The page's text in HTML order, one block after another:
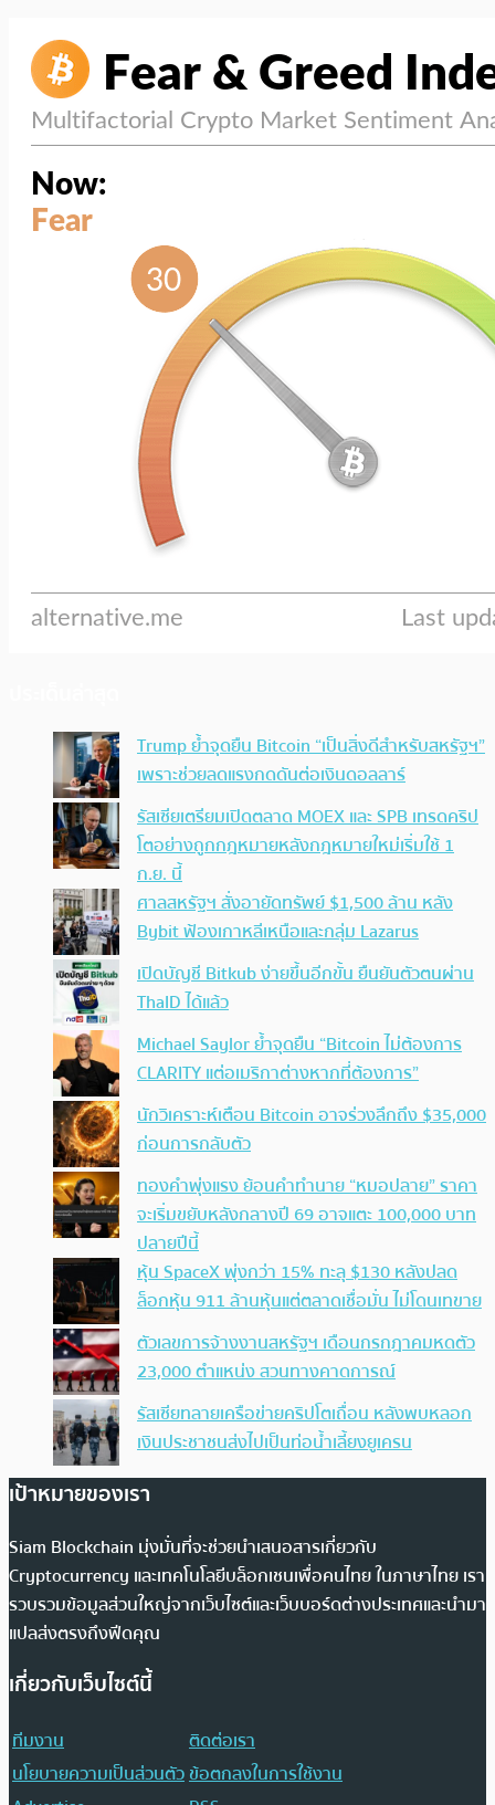
Trump ย้ำจุดยืน Bitcoin “เป็นสิ่งดีสำหรับสหรัฐฯ”
เพราะช่วยลดแรงกดดันต่อเงินดอลลาร์
รัสเซียเตรียมเปิดตลาด MOEX และ SPB เทรดคริป
โตอย่างถูกกฎหมายหลังกฎหมายใหม่เริ่มใช้ 1
ก.ย. นี้
ศาลสหรัฐฯ สั่งอายัดทรัพย์ $1,500 ล้าน หลัง
Bybit ฟ้องเกาหลีเหนือและกลุ่ม Lazarus
เปิดบัญชี Bitkub ง่ายขึ้นอีกขั้น ยืนยันตัวตนผ่าน
ThaID ได้แล้ว
Michael Saylor ย้ำจุดยืน “Bitcoin ไม่ต้องการ
CLARITY แต่อเมริกาต่างหากที่ต้องการ”
นักวิเคราะห์เตือน Bitcoin อาจร่วงลึกถึง $35,000
ก่อนการกลับตัว
ทองคำพุ่งแรง ย้อนคำทำนาย “หมอปลาย” ราคา
จะเริ่มขยับหลังกลางปี 69 อาจแตะ 100,000 บาท
ปลายปีนี้
หุ้น SpaceX พุ่งกว่า 15% ทะลุ $130 หลังปลด
ล็อกหุ้น 911 ล้านหุ้นแต่ตลาดเชื่อมั่น ไม่โดนเทขาย
ตัวเลขการจ้างงานสหรัฐฯ เดือนกรกฎาคมหดตัว
23,000 ตำแหน่ง สวนทางคาดการณ์
รัสเซียทลายเครือข่ายคริปโตเถื่อน หลังพบหลอก
เงินประชาชนส่งไปเป็นท่อน้ำเลี้ยงยูเครน
เป้าหมายของเรา
Siam Blockchain มุ่งมั่นที่จะช่วยนำเสนอสารเกี่ยวกับ
Cryptocurrency และเทคโนโลยีบล็อกเชนเพื่อคนไทย ในภาษาไทย เรา
รวบรวมข้อมูลส่วนใหญ่จากเว็บไซต์และเว็บบอร์ดต่างประเทศและนำมา
แปลส่งตรงถึงฟีดคุณ
เกี่ยวกับเว็บไซต์นี้
ทีมงาน
ติดต่อเรา
นโยบายความเป็นส่วนตัวข้อตกลงในการใช้งาน